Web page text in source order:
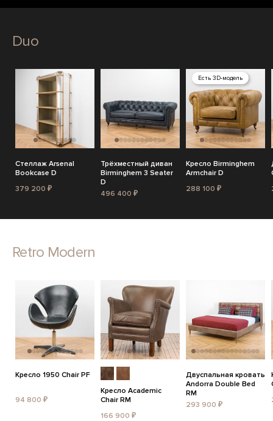
Duo
Стеллаж Arsenal
Bookcase D
379 200 ₽
Трёхместный диван
Birminghem 3 Seater
D
496 400 ₽
Есть 3D-модель
Кресло Birminghem
Armchair D
288 100 ₽
Retro Modern
Кресло 1950 Chair PF
94 800 ₽
Кресло Academic
Chair RM
166 900 ₽
Двуспальная кровать
Andorra Double Bed
RM
293 900 ₽